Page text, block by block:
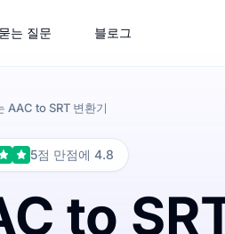
는 질문 블로그
AAC to SRT 변환기
5점 만점에 4.8
to